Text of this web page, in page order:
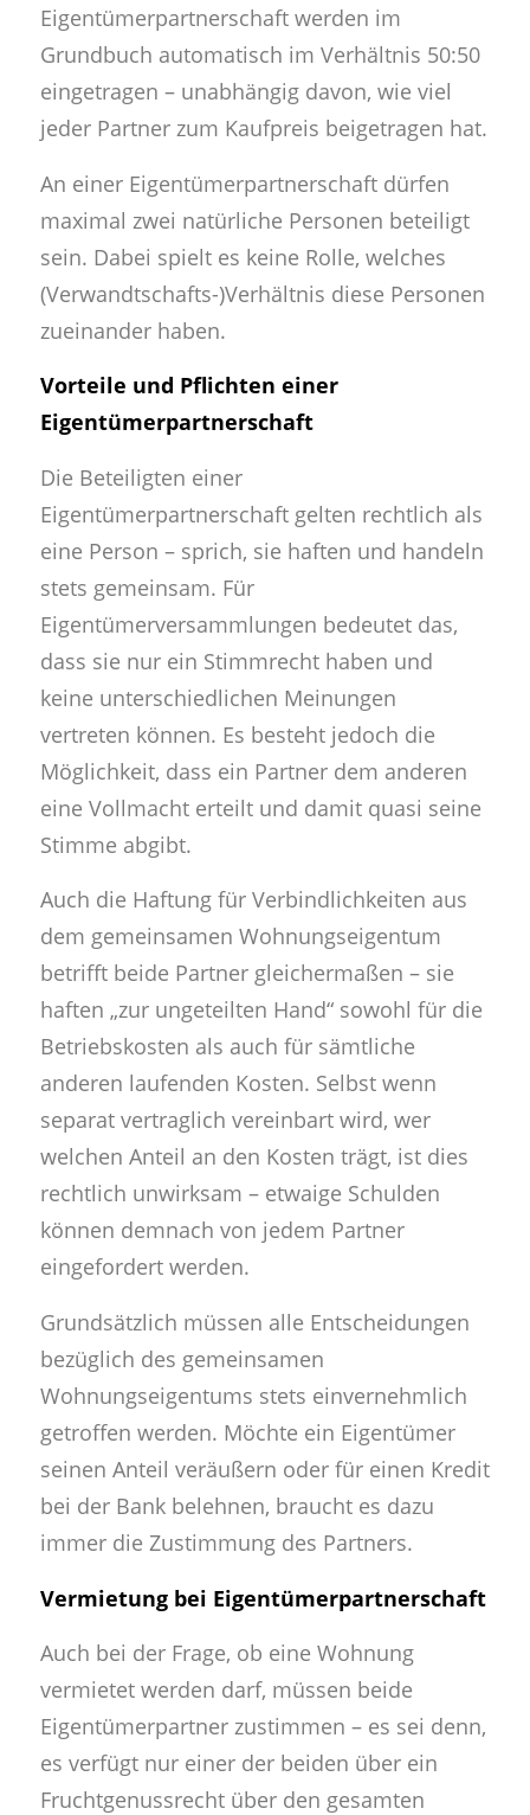
Eigentümerpartnerschaft werden im
Grundbuch automatisch im Verhältnis 50:50
eingetragen – unabhängig davon, wie viel
jeder Partner zum Kaufpreis beigetragen hat.
An einer Eigentümerpartnerschaft dürfen
maximal zwei natürliche Personen beteiligt
sein. Dabei spielt es keine Rolle, welches
(Verwandtschafts-)Verhältnis diese Personen
zueinander haben.
Vorteile und Pflichten einer
Eigentümerpartnerschaft
Die Beteiligten einer
Eigentümerpartnerschaft gelten rechtlich als
eine Person – sprich, sie haften und handeln
stets gemeinsam. Für
Eigentümerversammlungen bedeutet das,
dass sie nur ein Stimmrecht haben und
keine unterschiedlichen Meinungen
vertreten können. Es besteht jedoch die
Möglichkeit, dass ein Partner dem anderen
eine Vollmacht erteilt und damit quasi seine
Stimme abgibt.
Auch die Haftung für Verbindlichkeiten aus
dem gemeinsamen Wohnungseigentum
betrifft beide Partner gleichermaßen – sie
haften „zur ungeteilten Hand“ sowohl für die
Betriebskosten als auch für sämtliche
anderen laufenden Kosten. Selbst wenn
separat vertraglich vereinbart wird, wer
welchen Anteil an den Kosten trägt, ist dies
rechtlich unwirksam – etwaige Schulden
können demnach von jedem Partner
eingefordert werden.
Grundsätzlich müssen alle Entscheidungen
bezüglich des gemeinsamen
Wohnungseigentums stets einvernehmlich
getroffen werden. Möchte ein Eigentümer
seinen Anteil veräußern oder für einen Kredit
bei der Bank belehnen, braucht es dazu
immer die Zustimmung des Partners.
Vermietung bei Eigentümerpartnerschaft
Auch bei der Frage, ob eine Wohnung
vermietet werden darf, müssen beide
Eigentümerpartner zustimmen – es sei denn,
es verfügt nur einer der beiden über ein
Fruchtgenussrecht über den gesamten